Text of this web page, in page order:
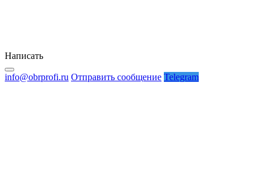
Написать
info@obrprofi.ru Отправить сообщение Telegram